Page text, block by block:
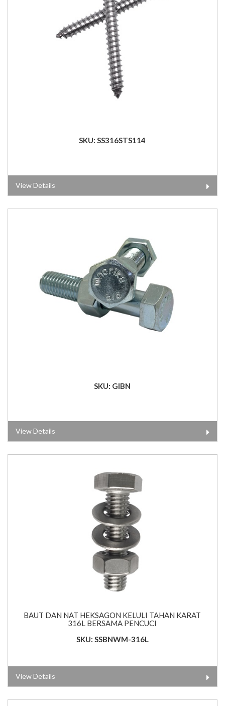
SKU: SS316STS114
View Details
SKU: GIBN
View Details
BAUT DAN NAT HEKSAGON KELULI TAHAN KARAT
316L BERSAMA PENCUCI
SKU: SSBNWM-316L
View Details